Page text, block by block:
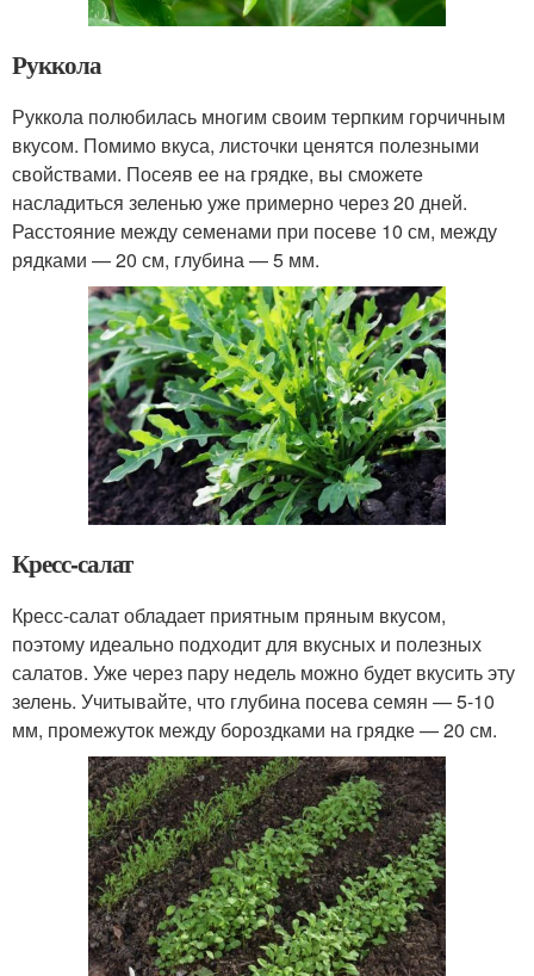
Руккола
Руккола полюбилась многим своим терпким горчичным
вкусом. Помимо вкуса, листочки ценятся полезными
свойствами. Посеяв ее на грядке, вы сможете
насладиться зеленью уже примерно через 20 дней.
Расстояние между семенами при посеве 10 см, между
рядками — 20 см, глубина — 5 мм.
Кресс-салат
Кресс-салат обладает приятным пряным вкусом,
поэтому идеально подходит для вкусных и полезных
салатов. Уже через пару недель можно будет вкусить эту
зелень. Учитывайте, что глубина посева семян — 5-10
мм, промежуток между бороздками на грядке — 20 см.